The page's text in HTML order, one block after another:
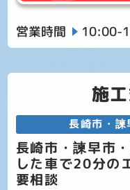
営業時間 10:00-
施
長崎市・諫
長崎市・諫早市
した車で20分の
要相談